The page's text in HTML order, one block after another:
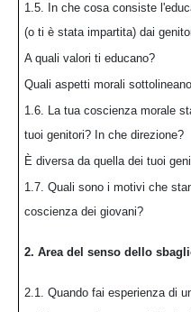
1.5. In che cosa consiste
(o ti è stata impartita) dai
A quali valori ti educano?
Quali aspetti morali
1.6. La tua coscienza morale
tuoi genitori? In che direzione?
È diversa da quella dei tuoi
1.7. Quali sono i motivi che
coscienza dei giovani?
2. Area del senso dello
2.1. Quando fai esperienza di